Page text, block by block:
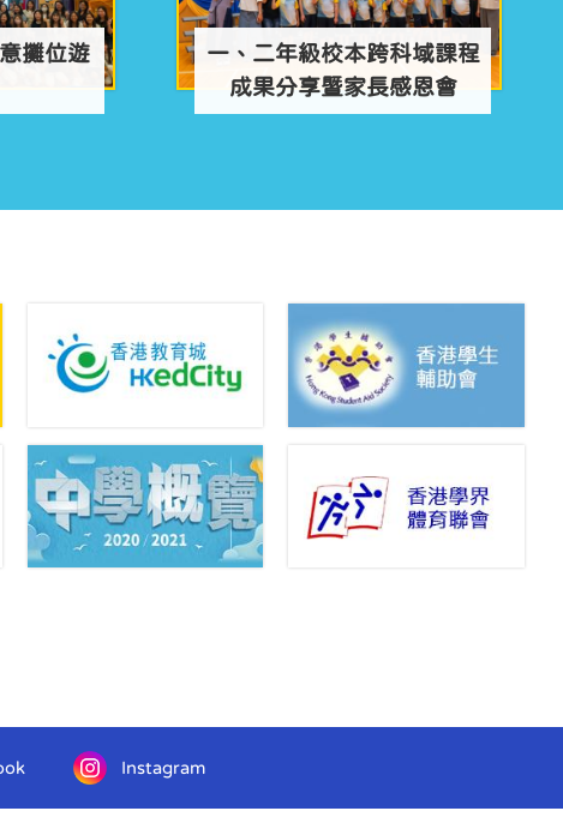
攤位遊
一、二年級校本跨科域課程
成果分享暨家長感恩會
Instagram